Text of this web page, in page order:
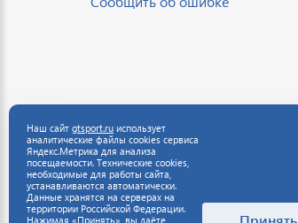
Наш сайт gtsport.ru использует
аналитические файлы cookies сервиса
Яндекс.Метрика для анализа
посещаемости. Технические cookies,
необходимые для работы сайта,
устанавливаются автоматически.
Данные хранятся на серверах на
территории Российской Федерации.
Нажимая «Принять», вы даёте